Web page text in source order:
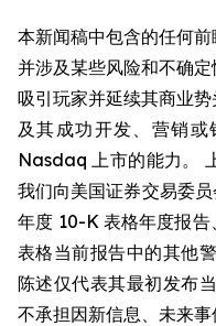
本新闻稿中包含的任何
并涉及某些风险和不确
吸引玩家并延续其商业
及其成功开发、营销
Nasdaq 上市的能力。
我们向美国证券交易委
年度 10-K 表格年度报
表格当前报告中的其他
陈述仅代表其最初发布
不承担因新信息、未来